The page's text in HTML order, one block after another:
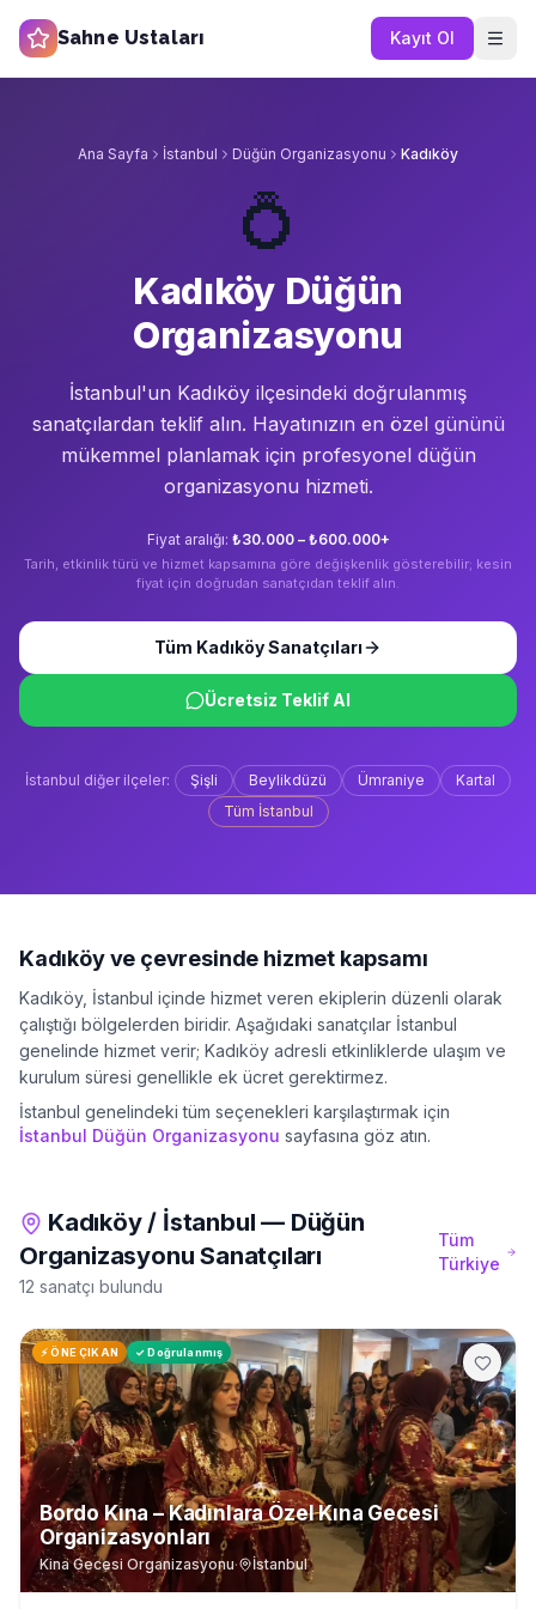
Sahne Ustaları Kayıt Ol
Ana Sayfa İstanbul Düğün Organizasyonu Kadıköy
💍
Kadıköy Düğün
Organizasyonu
İstanbul'un Kadıköy ilçesindeki doğrulanmış
sanatçılardan teklif alın. Hayatınızın en özel gününü
mükemmel planlamak için profesyonel düğün
organizasyonu hizmeti.
Fiyat aralığı: ₺30.000 – ₺600.000+
Tarih, etkinlik türü ve hizmet kapsamına göre değişkenlik gösterebilir; kesin
fiyat için doğrudan sanatçıdan teklif alın.
Tüm KadıköySanatçıları
Ücretsiz Teklif Al
İstanbul diğer ilçeler: Şişli Beylikdüzü Ümraniye
Kartal
Tüm İstanbul
Kadıköyve çevresinde hizmet kapsamı
Kadıköy, İstanbul içinde hizmet veren ekiplerin düzenli olarak
çalıştığı bölgelerden biridir. Aşağıdaki sanatçılar İstanbul
genelinde hizmet verir; Kadıköy adresli etkinliklerde ulaşım ve
kurulum süresi genellikle ek ücret gerektirmez.
İstanbul genelindeki tüm seçenekleri karşılaştırmak için
İstanbul Düğün Organizasyonu sayfasına göz atın.
Kadıköy/ İstanbul — Düğün
Organizasyonu Sanatçıları
12 sanatçı bulundu
Tüm
Türkiye
⚡ ÖNE ÇIKAN ✓ Doğrulanmış
Bordo Kına – Kadınlara Özel Kına Gecesi
Organizasyonları
Kina Gecesi Organizasyonu· İstanbul